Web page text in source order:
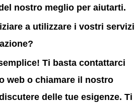
nostro meglio per aiutarti.
a utilizzare i vostri servizi
Ti basta contattarci
web o chiamare il nostro
delle tue esigenze. Ti